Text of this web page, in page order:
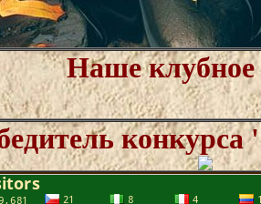
Наше клубное